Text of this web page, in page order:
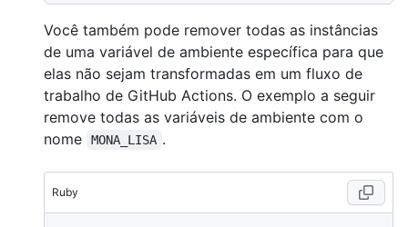
Você também pode remover todas as instâncias
de uma variável de ambiente específica para que
elas não sejam transformadas em um fluxo de
trabalho de GitHub Actions. O exemplo a seguir
remove todas as variáveis de ambiente com o
nome
MONA_LISA .
Ruby